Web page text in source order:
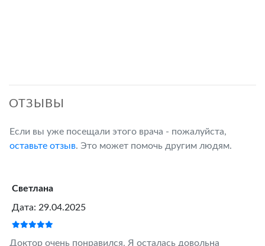
ОТЗЫВЫ
Если вы уже посещали этого врача - пожалуйста,
оставьте отзыв. Это может помочь другим людям.
Светлана
Дата: 29.04.2025
Доктор очень понравился. Я осталась довольна